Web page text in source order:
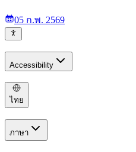
05 ก.พ. 2569
Accessibility
ไทย
ภาษา